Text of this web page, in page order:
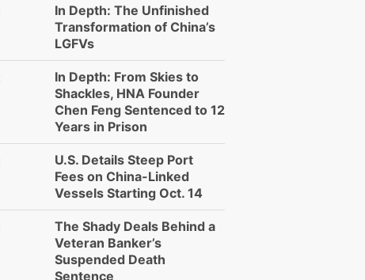
In Depth: The Unfinished
Transformation of China’s
LGFVs
In Depth: From Skies to
Shackles, HNA Founder
Chen Feng Sentenced to 12
Years in Prison
U.S. Details Steep Port
Fees on China-Linked
Vessels Starting Oct. 14
The Shady Deals Behind a
Veteran Banker’s
Suspended Death
Sentence